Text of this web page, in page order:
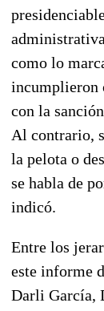
como lo
incumplieron
con la
Al contrario,
la pelota o
se habla de
indicó.
Entre los
este informe
Darli García,